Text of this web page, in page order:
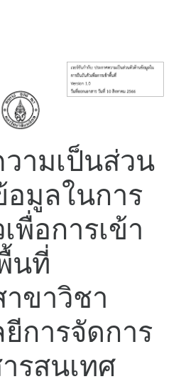
ามเป็นส่วน
มูลในการ
พื่อการเข้า
นที่
ขาวิชา
การจัดการ
รสนเทศ